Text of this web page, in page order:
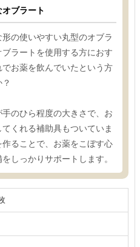
ブラート
の使いやすい丸型のオブラ
ラートを使用する方におす
お薬を飲んでいたという方
のひら程度の大きさで、お
くれる補助具もついていま
ることで、お薬をこぼす心
しっかりサポートします。